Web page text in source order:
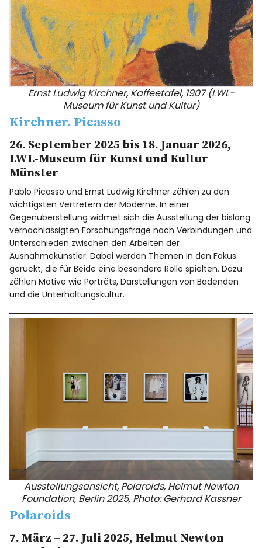
Ernst Ludwig Kirchner, Kaffeetafel, 1907 (LWL-
Museum für Kunst und Kultur)
Kirchner. Picasso
26. September 2025 bis 18. Januar 2026,
LWL-Museum für Kunst und Kultur
Münster
Pablo Picasso und Ernst Ludwig Kirchner zählen zu den
wichtigsten Vertretern der Moderne. In einer
Gegenüberstellung widmet sich die Ausstellung der bislang
vernachlässigten Forschungsfrage nach Verbindungen und
Unterschieden zwischen den Arbeiten der
Ausnahmekünstler. Dabei werden Themen in den Fokus
gerückt, die für Beide eine besondere Rolle spielten. Dazu
zählen Motive wie Porträts, Darstellungen von Badenden
und die Unterhaltungskultur.
Ausstellungsansicht, Polaroids, Helmut Newton
Foundation, Berlin 2025, Photo: Gerhard Kassner
Polaroids
7. März – 27. Juli 2025, Helmut Newton